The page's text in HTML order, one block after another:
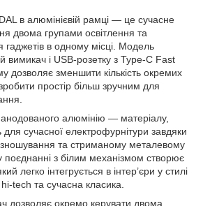
в алюмінієвій рамці — це сучасне
двома групами освітлення та
в одному місці. Модель
вимикач і USB-розетку з Type-C Fast
дозволяє зменшити кількість окремих
простір більш зручним для
алюмінію — матеріалу,
сучасної електрофурнітури завдяки
зношування та стриманому металевому
поєднанні з білим механізмом створює
легко інтегрується в інтер’єри у стилі
tech та сучасна класика.
дозволяє окремо керувати двома